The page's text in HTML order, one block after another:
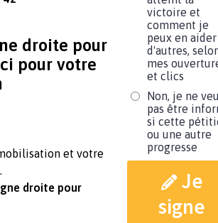
droite pour
pour votre
et votre
droite pour
victoire et
comment je
peux en aider
d'autres,
mes
et clics
Non, je ne
pas être
si cette
ou une autre
progresse
Je
signe